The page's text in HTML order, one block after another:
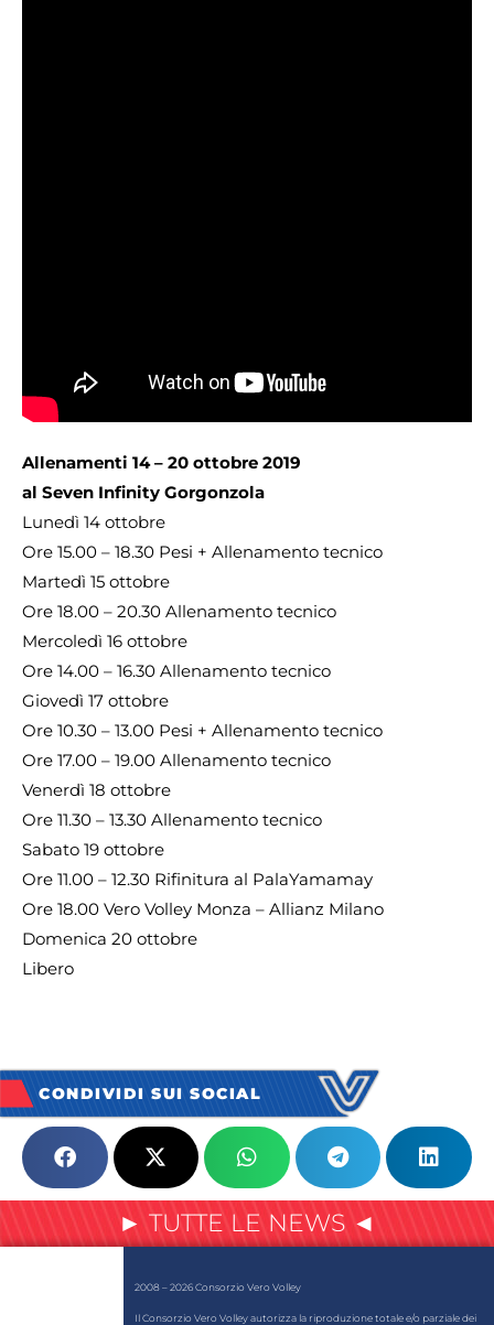
Allenamenti 14 – 20 ottobre 2019
al Seven Infinity Gorgonzola
Lunedì 14 ottobre
Ore 15.00 – 18.30 Pesi + Allenamento tecnico
Martedì 15 ottobre
Ore 18.00 – 20.30 Allenamento tecnico
Mercoledì 16 ottobre
Ore 14.00 – 16.30 Allenamento tecnico
Giovedì 17 ottobre
Ore 10.30 – 13.00 Pesi + Allenamento tecnico
Ore 17.00 – 19.00 Allenamento tecnico
Venerdì 18 ottobre
Ore 11.30 – 13.30 Allenamento tecnico
Sabato 19 ottobre
Ore 11.00 – 12.30 Rifinitura al PalaYamamay
Ore 18.00 Vero Volley Monza – Allianz Milano
Domenica 20 ottobre
Libero
CONDIVIDI SUI SOCIAL
► TUTTE LE NEWS ◄
2008 – 2026 Consorzio Vero Volley
Il Consorzio Vero Volley autorizza la riproduzione totale e/o parziale dei